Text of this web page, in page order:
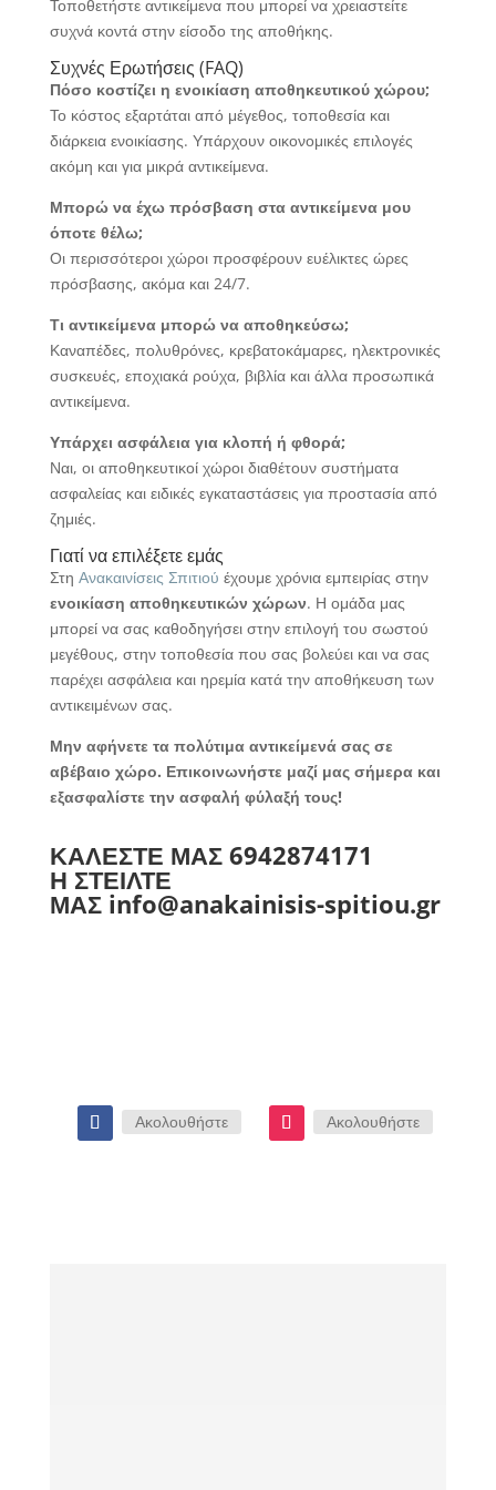
Τοποθετήστε αντικείμενα που μπορεί να χρειαστείτε
συχνά κοντά στην είσοδο της αποθήκης.
Συχνές Ερωτήσεις (FAQ)
Πόσο κοστίζει η ενοικίαση αποθηκευτικού χώρου;
Το κόστος εξαρτάται από μέγεθος, τοποθεσία και
διάρκεια ενοικίασης. Υπάρχουν οικονομικές επιλογές
ακόμη και για μικρά αντικείμενα.
Μπορώ να έχω πρόσβαση στα αντικείμενα μου
όποτε θέλω;
Οι περισσότεροι χώροι προσφέρουν ευέλικτες ώρες
πρόσβασης, ακόμα και 24/7.
Τι αντικείμενα μπορώ να αποθηκεύσω;
Καναπέδες, πολυθρόνες, κρεβατοκάμαρες, ηλεκτρονικές
συσκευές, εποχιακά ρούχα, βιβλία και άλλα προσωπικά
αντικείμενα.
Υπάρχει ασφάλεια για κλοπή ή φθορά;
Ναι, οι αποθηκευτικοί χώροι διαθέτουν συστήματα
ασφαλείας και ειδικές εγκαταστάσεις για προστασία από
ζημιές.
Γιατί να επιλέξετε εμάς
Στη Ανακαινίσεις Σπιτιού έχουμε χρόνια εμπειρίας στην
ενοικίαση αποθηκευτικών χώρων. Η ομάδα μας
μπορεί να σας καθοδηγήσει στην επιλογή του σωστού
μεγέθους, στην τοποθεσία που σας βολεύει και να σας
παρέχει ασφάλεια και ηρεμία κατά την αποθήκευση των
αντικειμένων σας.
Μην αφήνετε τα πολύτιμα αντικείμενά σας σε
αβέβαιο χώρο. Επικοινωνήστε μαζί μας σήμερα και
εξασφαλίστε την ασφαλή φύλαξή τους!
ΚΑΛΕΣΤΕ ΜΑΣ 6942874171
Η ΣΤΕΙΛΤΕ
ΜΑΣ info@anakainisis-spitiou.gr
Ακολουθήστε Ακολουθήστε